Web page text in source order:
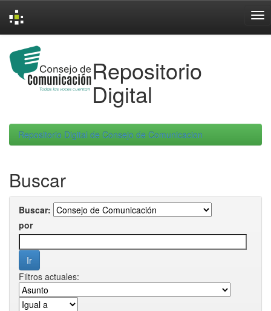
navigation
Repositorio
Digital
Repositorio Digital de Consejo de Comunicacion
Buscar
Buscar:
por
Filtros actuales: